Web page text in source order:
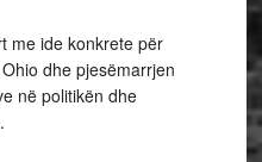
me ide konkrete për
dhe pjesëmarrjen
në politikën dhe